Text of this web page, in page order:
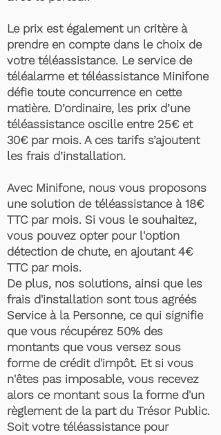
Le prix est également un critère à
prendre en compte dans le choix de
votre téléassistance. Le service de
téléalarme et téléassistance Minifone
défie toute concurrence en cette
matière. D’ordinaire, les prix d’une
téléassistance oscille entre 25€ et
30€ par mois. A ces tarifs s’ajoutent
les frais d’installation.
Avec Minifone, nous vous proposons
une solution de téléassistance à 18€
TTC par mois. Si vous le souhaitez,
vous pouvez opter pour l'option
détection de chute, en ajoutant 4€
TTC par mois.
De plus, nos solutions, ainsi que les
frais d'installation sont tous agréés
Service à la Personne, ce qui signifie
que vous récupérez 50% des
montants que vous versez sous
forme de crédit d'impôt. Et si vous
n'êtes pas imposable, vous recevez
alors ce montant sous la forme d'un
règlement de la part du Trésor Public.
Soit votre téléassistance pour